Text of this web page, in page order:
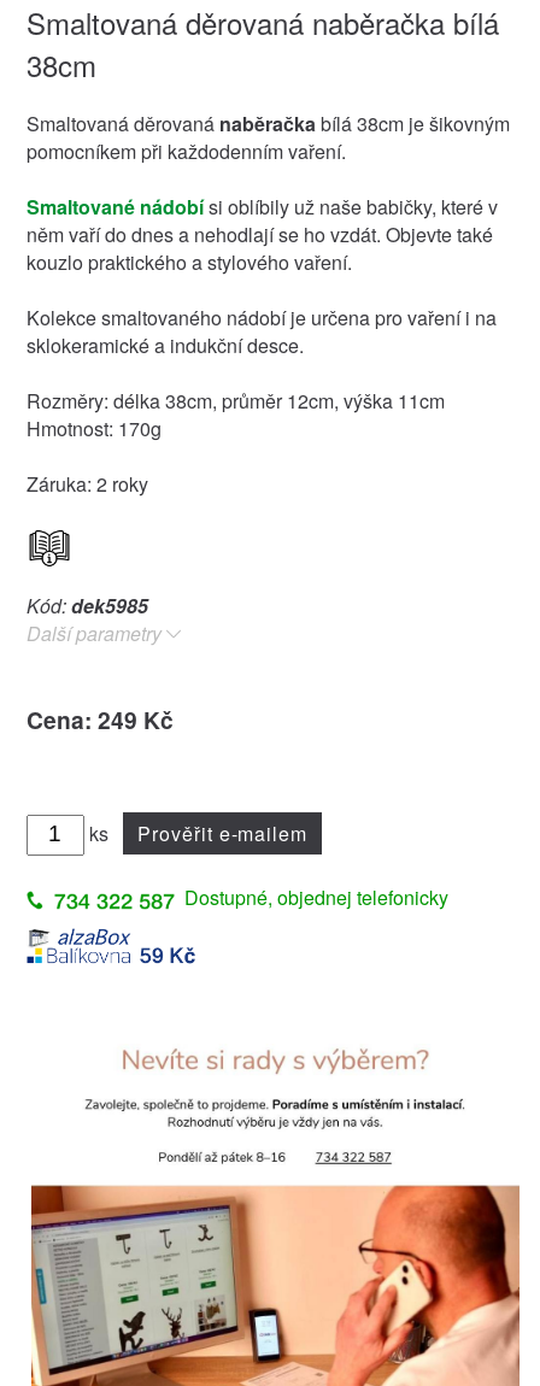
Smaltovaná děrovaná naběračka bílá
38cm
Smaltovaná děrovaná naběračkabílá 38cm je šikovným
pomocníkem při každodenním vaření.
Smaltované nádobísi oblíbily už naše babičky, které v
něm vaří do dnes a nehodlají se ho vzdát. Objevte také
kouzlo praktického a stylového vaření.
Kolekce smaltovaného nádobí je určena pro vaření i na
sklokeramické a indukční desce.
Rozměry: délka 38cm, průměr 12cm, výška 11cm
Hmotnost: 170g
Záruka: 2 roky
Kód:dek5985
Další parametry
Cena: 249 Kč
ks Prověřit e-mailem
Dostupné, objednej telefonicky